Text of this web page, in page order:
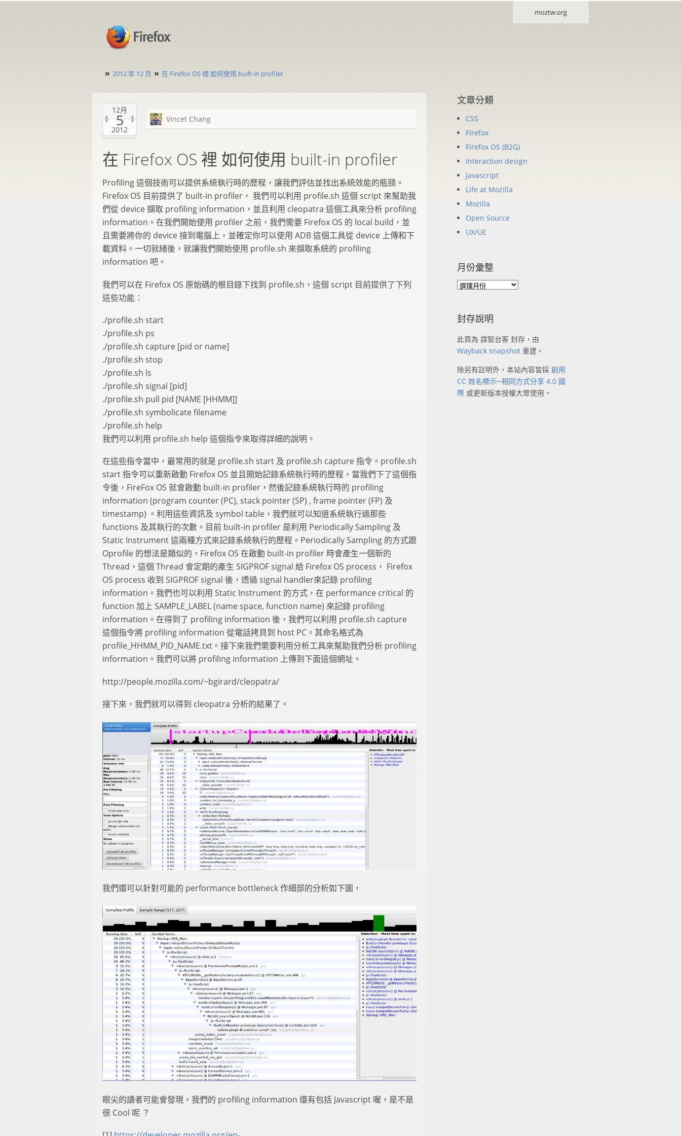
moztw.org
» 2012 年 12 月 » 在 Firefox OS 裡 如何使用 built-in profiler
12月
5
2012
Vincet Chang
在 Firefox OS 裡 如何使用 built-in profiler
Profiling 這個技術可以提供系統執行時的歷程，讓我們評估並找出系統效能的瓶頸。
Firefox OS 目前提供了 built-in profiler， 我們可以利用 profile.sh 這個 script 來幫助我
們從 device 擷取 profiling information，並且利用 cleopatra 這個工具來分析 profiling
information。在我們開始使用 profiler 之前，我們需要 Firefox OS 的 local build，並
且需要將你的 device 接到電腦上，並確定你可以使用 ADB 這個工具從 device 上傳和下
載資料。一切就緒後，就讓我們開始使用 profile.sh 來擷取系統的 profiling
information 吧。
我們可以在 Firefox OS 原始碼的根目錄下找到 profile.sh，這個 script 目前提供了下列
這些功能：
./profile.sh start
./profile.sh ps
./profile.sh capture [pid or name]
./profile.sh stop
./profile.sh ls
./profile.sh signal [pid]
./profile.sh pull pid [NAME [HHMM]]
./profile.sh symbolicate filename
./profile.sh help
我們可以利用 profile.sh help 這個指令來取得詳細的說明。
在這些指令當中，最常用的就是 profile.sh start 及 profile.sh capture 指令。profile.sh
start 指令可以重新啟動 Firefox OS 並且開始記錄系統執行時的歷程，當我們下了這個指
令後，FireFox OS 就會啟動 built-in profiler，然後記錄系統執行時的 profiling
information (program counter (PC), stack pointer (SP) , frame pointer (FP) 及
timestamp) 。利用這些資訊及 symbol table，我們就可以知道系統執行過那些
functions 及其執行的次數。目前 built-in profiler 是利用 Periodically Sampling 及
Static Instrument 這兩種方式來記錄系統執行的歷程。Periodically Sampling 的方式跟
Oprofile 的想法是類似的，Firefox OS 在啟動 built-in profiler 時會產生一個新的
Thread，這個 Thread 會定期的產生 SIGPROF signal 給 Firefox OS process， Firefox
OS process 收到 SIGPROF signal 後，透過 signal handler來記錄 profiling
information。我們也可以利用 Static Instrument 的方式，在 performance critical 的
function 加上 SAMPLE_LABEL (name space, function name) 來記錄 profiling
information。在得到了 profiling information 後，我們可以利用 profile.sh capture
這個指令將 profiling information 從電話拷貝到 host PC。其命名格式為
profile_HHMM_PID_NAME.txt。接下來我們需要利用分析工具來幫助我們分析 profiling
information。我們可以將 profiling information 上傳到下面這個網址。
http://people.mozilla.com/~bgirard/cleopatra/
接下來，我們就可以得到 cleopatra 分析的結果了。
我們還可以針對可能的 performance bottleneck 作細部的分析如下圖，
眼尖的讀者可能會發現，我們的 profiling information 還有包括 Javascript 喔，是不是
很 Cool 呢 ？
文章分類
CSS
Firefox
Firefox OS (B2G)
Interaction design
Javascript
Life at Mozilla
Mozilla
Open Source
UX/UE
月份彙整
封存說明
此頁為 謀智台客 封存，由
Wayback snapshot 重建。
除另有註明外，本站內容皆採 創用
CC 姓名標示─相同方式分享 4.0 國
際 或更新版本授權大眾使用。